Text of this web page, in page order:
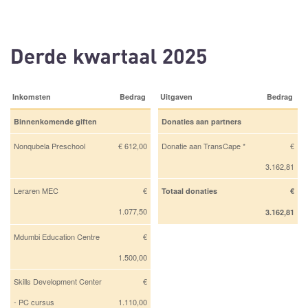
Inkomsten Bedrag Uitgaven Bedrag
Binnenkomende giften Donaties aan partners
Nonqubela Preschool € 612,00 Donatie aan TransCape *
€
3.162,81
Leraren MEC
€
1.077,50
Totaal donaties €
3.162,81
Mdumbi Education Centre
€
1.500,00
Skills Development Center
- PC cursus
€
1.110,00